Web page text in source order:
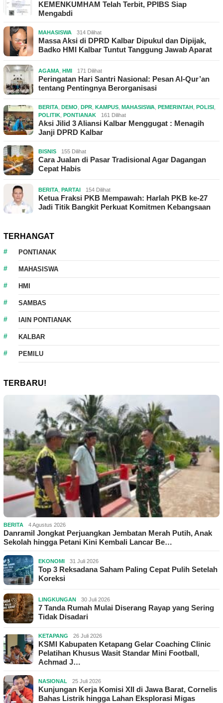
KEMENKUMHAM Telah Terbit, PPIBS Siap
Mengabdi
MAHASISWA 314 Dilihat
Massa Aksi di DPRD Kalbar Dipukul dan Dipijak,
Badko HMI Kalbar Tuntut Tanggung Jawab Aparat
AGAMA HMI 171 Dilihat
Peringatan Hari Santri Nasional: Pesan Al-Qur’an
tentang Pentingnya Berorganisasi
BERITA DEMO DPR KAMPUS MAHASISWA PEMERINTAH POLISI
POLITIK PONTIANAK 161 Dilihat
Aksi Jilid 3 Aliansi Kalbar Menggugat : Menagih
Janji DPRD Kalbar
BISNIS 155 Dilihat
Cara Jualan di Pasar Tradisional Agar Dagangan
Cepat Habis
BERITA PARTAI 154 Dilihat
Ketua Fraksi PKB Mempawah: Harlah PKB ke-27
Jadi Titik Bangkit Perkuat Komitmen Kebangsaan
TERHANGAT
PONTIANAK
MAHASISWA
HMI
SAMBAS
IAIN PONTIANAK
KALBAR
PEMILU
TERBARU!
BERITA 4 Agustus 2026
Danramil Jongkat Perjuangkan Jembatan Merah Putih, Anak
Sekolah hingga Petani Kini Kembali Lancar Be…
EKONOMI 31 Juli 2026
Top 3 Reksadana Saham Paling Cepat Pulih Setelah
Koreksi
LINGKUNGAN 30 Juli 2026
7 Tanda Rumah Mulai Diserang Rayap yang Sering
Tidak Disadari
KETAPANG 26 Juli 2026
KSMI Kabupaten Ketapang Gelar Coaching Clinic
Pelatihan Khusus Wasit Standar Mini Football,
Achmad J…
NASIONAL 25 Juli 2026
Kunjungan Kerja Komisi XII di Jawa Barat, Cornelis
Bahas Listrik hingga Lahan Eksplorasi Migas